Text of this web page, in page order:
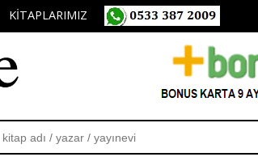
KİTAPLARIMIZ